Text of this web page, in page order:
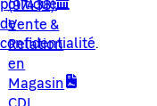
de
confidentialité.
Vente &
Relation
en
Magasin
CDI